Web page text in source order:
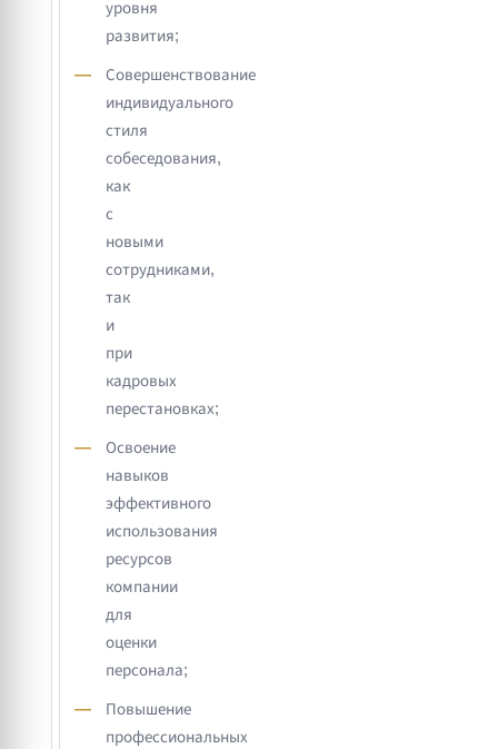
уровня
развития;
Совершенствование
индивидуального
стиля
собеседования,
как
с
новыми
сотрудниками,
так
и
при
кадровых
перестановках;
Освоение
навыков
эффективного
использования
ресурсов
компании
для
оценки
персонала;
Повышение
профессиональных